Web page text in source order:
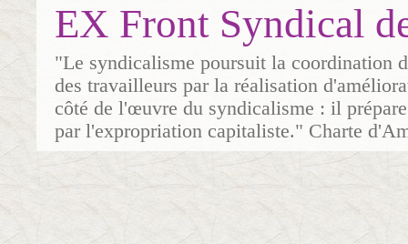
EX Front Syndical
"Le syndicalisme poursuit la coordination
des travailleurs par la réalisation
côté de l'œuvre du syndicalisme : il
par l'expropriation capitaliste." Charte